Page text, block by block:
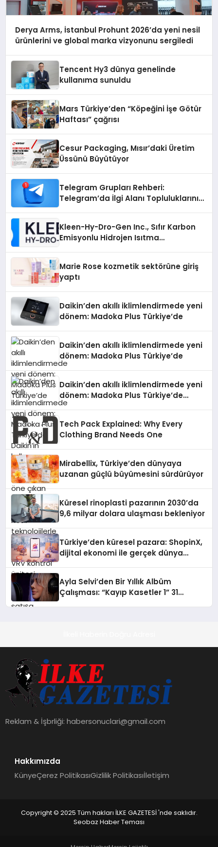
Derya Arms, İstanbul Prohunt 2026’da yeni nesil
ürünlerini ve global marka vizyonunu sergiledi
Tencent Hy3 dünya genelinde
kullanıma sunuldu
Mars Türkiye’den “Köpeğini İşe Götür
Haftası” çağrısı
Cesur Packaging, Mısır’daki Üretim
Üssünü Büyütüyor
Telegram Grupları Rehberi:
Telegram’da İlgi Alanı Topluluklarını
Kleen-Hy-Dro-Gen Inc., Sıfır Karbon
Emisyonlu Hidrojen Isıtma
Marie Rose kozmetik sektörüne giriş
yaptı
Daikin’den akıllı iklimlendirmede yeni
dönem: Madoka Plus Türkiye’de
Daikin’den akıllı iklimlendirmede yeni
dönem: Madoka Plus Türkiye’de
Daikin’den akıllı iklimlendirmede yeni
dönem: Madoka Plus Türkiye’de
Daikin’in kullanıcı dostu tasarımıyla
teknolojilerle donatılmış son modeli
VRV kontrol ünitesi Madoka Plus
Türkiye’de satışa sunuldu. Tam
dokunmatik ekranı, mobil uygulama
desteği ve akıllı sensör entegrasyonu
sayesinde iklimlendirme sistemlerinin
yönetimini daha kolay, konforlu ve
verimli hale getiriyor. Enerji
verimliliğini artırırken modern yaşam
Tech Pack Explained: Why Every
Clothing Brand Needs One
Mirabellix, Türkiye’den dünyaya
uzanan güçlü büyümesini sürdürüyor
Küresel rinoplasti pazarının 2030’da
9,6 milyar dolara ulaşması bekleniyor
Türkiye’den küresel pazara: ShopinX,
dijital ekonomi ile gerçek dünya
Ayla Selvi’den Bir Yıllık Albüm
Çalışması: “Kayıp Kasetler 1” 31
Reklam & İşbrliği:habersonuclari@gmail.com
Hakkımızda
KünyeÇerez PolitikasıGizlilik Politikasıİletişim
Copyright © 2025 Tüm hakları İLKE GAZETESİ 'nde saklıdır.
Seobaz Haber Teması